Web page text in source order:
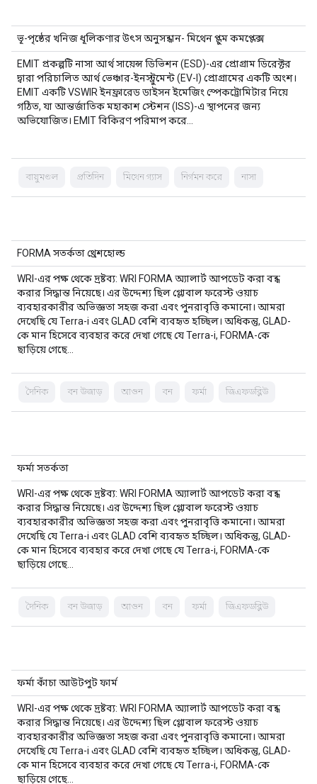
ভূ-পৃষ্ঠের খনিজ ধূলিকণার উৎস অনুসন্ধান- মিথেন প্লুম কমপ্লেক্স
EMIT প্রকল্পটি নাসা আর্থ সায়েন্স ডিভিশন (ESD)-এর প্রোগ্রাম ডিরেক্টর
দ্বারা পরিচালিত আর্থ ভেঞ্চার-ইনস্ট্রুমেন্ট (EV-I) প্রোগ্রামের একটি অংশ।
EMIT একটি VSWIR ইনফ্রারেড ডাইসন ইমেজিং স্পেকট্রোমিটার নিয়ে
গঠিত, যা আন্তর্জাতিক মহাকাশ স্টেশন (ISS)-এ স্থাপনের জন্য
অভিযোজিত। EMIT বিকিরণ পরিমাপ করে…
বায়ুমণ্ডল প্রতিদিন মিথেন গ্যাস নির্গমন করে নাসা
FORMA সতর্কতা থ্রেশহোল্ড
WRI-এর পক্ষ থেকে দ্রষ্টব্য: WRI FORMA অ্যালার্ট আপডেট করা বন্ধ
করার সিদ্ধান্ত নিয়েছে। এর উদ্দেশ্য ছিল গ্লোবাল ফরেস্ট ওয়াচ
ব্যবহারকারীর অভিজ্ঞতা সহজ করা এবং পুনরাবৃত্তি কমানো। আমরা
দেখেছি যে Terra-i এবং GLAD বেশি ব্যবহৃত হচ্ছিল। অধিকন্তু, GLAD-
কে মান হিসেবে ব্যবহার করে দেখা গেছে যে Terra-i, FORMA-কে
ছাড়িয়ে গেছে…
দৈনিক বন উজাড় আগুন বন ফর্মা জিএফডব্লিউ
ফর্মা সতর্কতা
WRI-এর পক্ষ থেকে দ্রষ্টব্য: WRI FORMA অ্যালার্ট আপডেট করা বন্ধ
করার সিদ্ধান্ত নিয়েছে। এর উদ্দেশ্য ছিল গ্লোবাল ফরেস্ট ওয়াচ
ব্যবহারকারীর অভিজ্ঞতা সহজ করা এবং পুনরাবৃত্তি কমানো। আমরা
দেখেছি যে Terra-i এবং GLAD বেশি ব্যবহৃত হচ্ছিল। অধিকন্তু, GLAD-
কে মান হিসেবে ব্যবহার করে দেখা গেছে যে Terra-i, FORMA-কে
ছাড়িয়ে গেছে…
দৈনিক বন উজাড় আগুন বন ফর্মা জিএফডব্লিউ
ফর্মা কাঁচা আউটপুট ফার্ম
WRI-এর পক্ষ থেকে দ্রষ্টব্য: WRI FORMA অ্যালার্ট আপডেট করা বন্ধ
করার সিদ্ধান্ত নিয়েছে। এর উদ্দেশ্য ছিল গ্লোবাল ফরেস্ট ওয়াচ
ব্যবহারকারীর অভিজ্ঞতা সহজ করা এবং পুনরাবৃত্তি কমানো। আমরা
দেখেছি যে Terra-i এবং GLAD বেশি ব্যবহৃত হচ্ছিল। অধিকন্তু, GLAD-
কে মান হিসেবে ব্যবহার করে দেখা গেছে যে Terra-i, FORMA-কে
ছাড়িয়ে গেছে…